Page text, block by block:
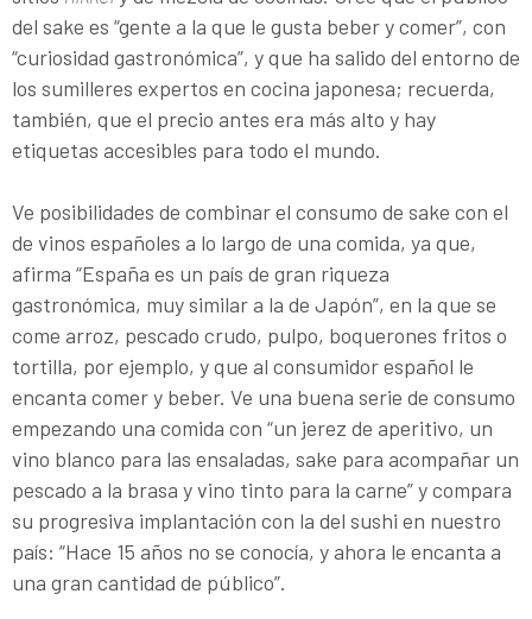
del sake es “gente a la que le gusta beber y comer”, con
“curiosidad gastronómica”, y que ha salido del entorno de
los sumilleres expertos en cocina japonesa; recuerda,
también, que el precio antes era más alto y hay
etiquetas accesibles para todo el mundo.
Ve posibilidades de combinar el consumo de sake con el
de vinos españoles a lo largo de una comida, ya que,
afirma “España es un país de gran riqueza
gastronómica, muy similar a la de Japón”, en la que se
come arroz, pescado crudo, pulpo, boquerones fritos o
tortilla, por ejemplo, y que al consumidor español le
encanta comer y beber. Ve una buena serie de consumo
empezando una comida con “un jerez de aperitivo, un
vino blanco para las ensaladas, sake para acompañar un
pescado a la brasa y vino tinto para la carne” y compara
su progresiva implantación con la del sushi en nuestro
país: “Hace 15 años no se conocía, y ahora le encanta a
una gran cantidad de público”.